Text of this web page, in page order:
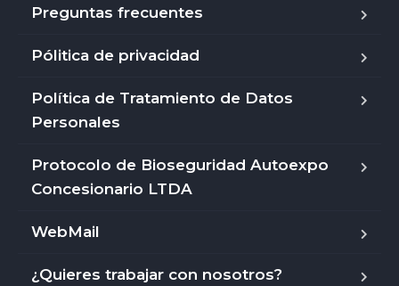
Preguntas frecuentes
Pólitica de privacidad
Política de Tratamiento de Datos
Personales
Protocolo de Bioseguridad Autoexpo
Concesionario LTDA
WebMail
¿Quieres trabajar con nosotros?